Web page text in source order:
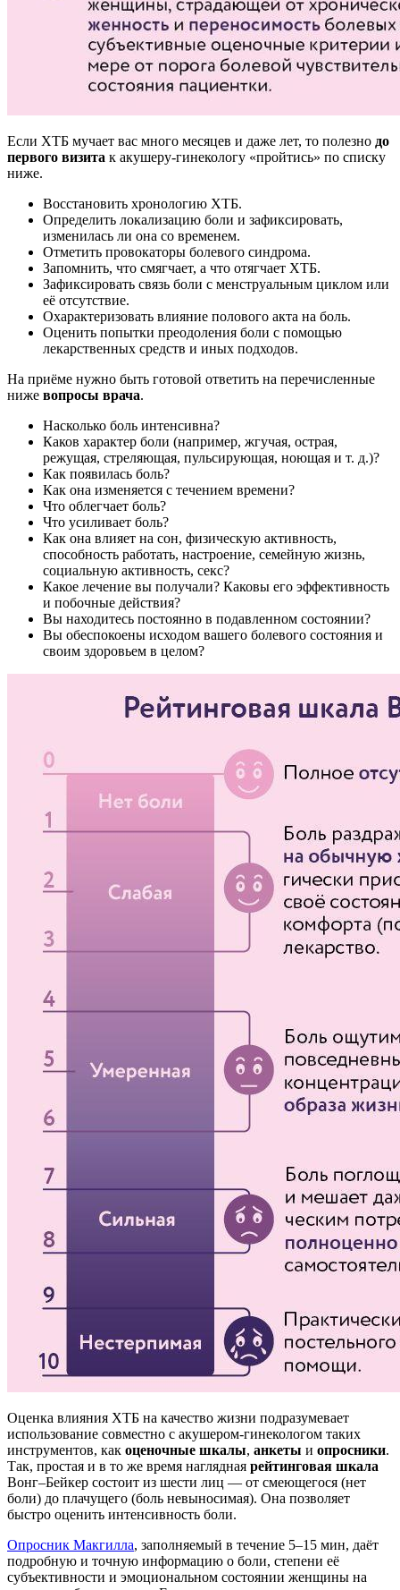
Если ХТБ мучает вас много месяцев и даже лет, то полезно до
первого визита к акушеру-гинекологу «пройтись» по списку
ниже.
Восстановить хронологию ХТБ.
Определить локализацию боли и зафиксировать,
изменилась ли она со временем.
Отметить провокаторы болевого синдрома.
Запомнить, что смягчает, а что отягчает ХТБ.
Зафиксировать связь боли с менструальным циклом или
её отсутствие.
Охарактеризовать влияние полового акта на боль.
Оценить попытки преодоления боли с помощью
лекарственных средств и иных подходов.
На приёме нужно быть готовой ответить на перечисленные
ниже вопросы врача.
Насколько боль интенсивна?
Каков характер боли (например, жгучая, острая,
режущая, стреляющая, пульсирующая, ноющая и т. д.)?
Как появилась боль?
Как она изменяется с течением времени?
Что облегчает боль?
Что усиливает боль?
Как она влияет на сон, физическую активность,
способность работать, настроение, семейную жизнь,
социальную активность, секс?
Какое лечение вы получали? Каковы его эффективность
и побочные действия?
Вы находитесь постоянно в подавленном состоянии?
Вы обеспокоены исходом вашего болевого состояния и
своим здоровьем в целом?
Оценка влияния ХТБ на качество жизни подразумевает
использование совместно с акушером-гинекологом таких
инструментов, как оценочные шкалы, анкеты и опросники.
Так, простая и в то же время наглядная рейтинговая шкала
Вонг–Бейкер состоит из шести лиц — от смеющегося (нет
боли) до плачущего (боль невыносимая). Она позволяет
быстро оценить интенсивность боли.
Опросник Макгилла, заполняемый в течение 5–15 мин, даёт
подробную и точную информацию о боли, степени её
субъективности и эмоциональном состоянии женщины на